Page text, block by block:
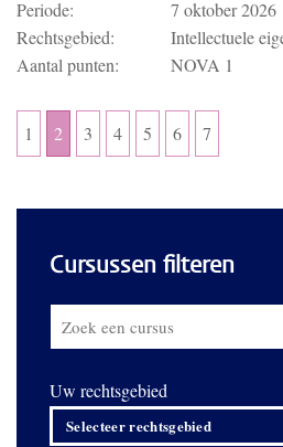
Periode:
7 oktober 2026
Rechtsgebied:
Intellectuele
Aantal punten:
NOVA 1
1 2 3 4 5 6 7
Cursussen filteren
Uw rechtsgebied
Selecteer rechtsgebied